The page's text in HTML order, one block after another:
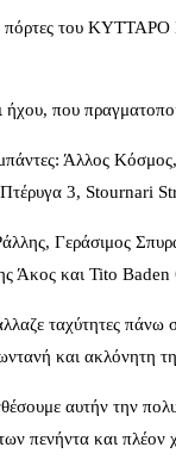
του ΚΥΤΤΑΡΟ
ήχου, που
μπάντες: Άλλος
3, Stournari
Γεράσιμος
Άκος και Tito Baden
ταχύτητες πάνω
και ακλόνητη
αυτήν την
πενήντα και πλέον